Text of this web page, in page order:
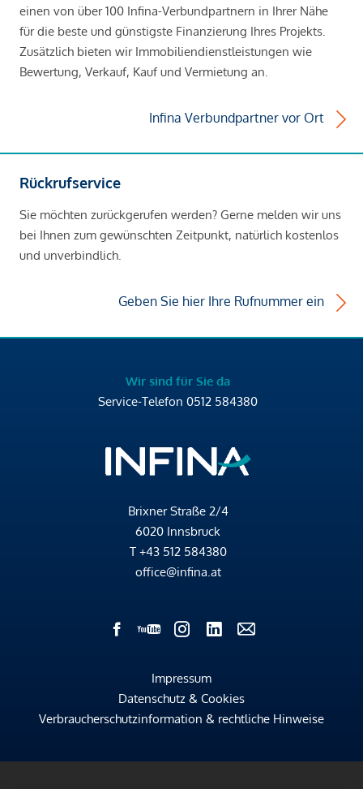
einen von über 100 Infina-Verbundpartnern in Ihrer Nähe
für die beste und günstigste Finanzierung Ihres Projekts.
Zusätzlich bieten wir Immobiliendienstleistungen wie
Bewertung, Verkauf, Kauf und Vermietung an.
Infina Verbundpartner vor Ort
Rückrufservice
Sie möchten zurückgerufen werden? Gerne melden wir uns
bei Ihnen zum gewünschten Zeitpunkt, natürlich kostenlos
und unverbindlich.
Geben Sie hier Ihre Rufnummer ein
Wir sind für Sie da
Service-Telefon 0512 584380
Brixner Straße 2/4
6020 Innsbruck
T +43 512 584380
office@infina.at
Impressum
Datenschutz & Cookies
Verbraucherschutzinformation & rechtliche Hinweise